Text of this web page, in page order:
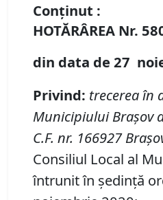
Conținut :
HOTĂRÂREA Nr.
din data de 27
Privind: trecerea în
Municipiului Braşov
C.F. nr. 166927
Consiliul Local al
întrunit în ședință